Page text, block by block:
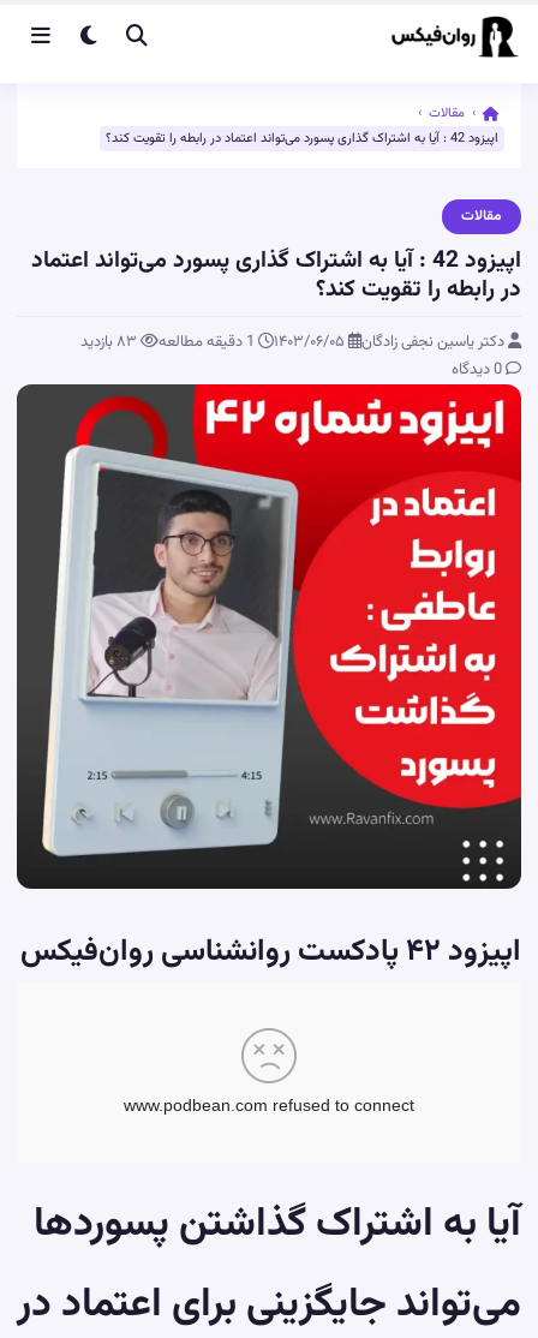
› مقالات ›
اپیزود 42 : آیا به اشتراک گذاری پسورد می‌تواند اعتماد در رابطه را تقویت کند؟
مقالات
اپیزود 42 : آیا به اشتراک گذاری پسورد می‌تواند اعتماد
در رابطه را تقویت کند؟
دکتر یاسین نجفی زادگان ۸۳بازدید
اپیزود ۴۲ پادکست روانشناسی روان‌فیکس
آیا به اشتراک گذاشتن پسوردها
می‌تواند جایگزینی برای اعتماد در